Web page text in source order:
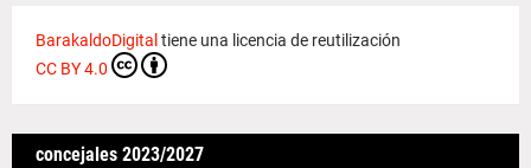
BarakaldoDigital tiene una licencia de reutilización
CC BY 4.0
concejales 2023/2027